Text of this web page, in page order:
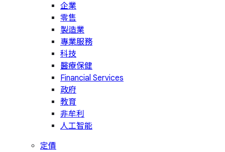
企業
零售
製造業
專業服務
科技
醫療保健
Financial Services
政府
教育
非牟利
人工智能
定價